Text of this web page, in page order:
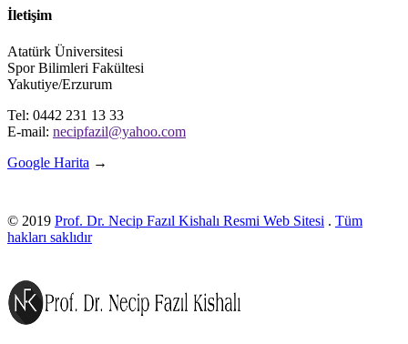
İletişim
Atatürk Üniversitesi
Spor Bilimleri Fakültesi
Yakutiye/Erzurum
Tel: 0442 231 13 33
E-mail: necipfazil@yahoo.com
Google Harita →
© 2019 Prof. Dr. Necip Fazıl Kishalı Resmi Web Sitesi . Tüm
hakları saklıdır